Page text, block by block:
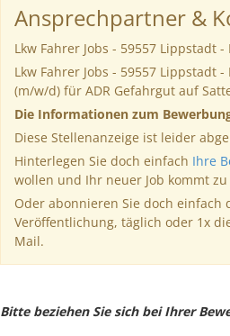
Ansprechpartner &
Lkw Fahrer Jobs - 59557 Lippstadt
Lkw Fahrer Jobs - 59557 Lippstadt
(m/w/d) für ADR Gefahrgut auf
Die Informationen zum
Diese Stellenanzeige ist leider
Hinterlegen Sie doch einfach Ihre
wollen und Ihr neuer Job kommt
Oder abonnieren Sie doch einfach
Veröffentlichung, täglich oder 1x
Mail.
Bitte beziehen Sie sich bei Ihrer